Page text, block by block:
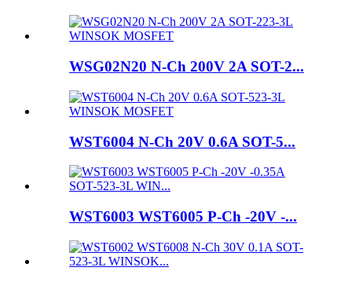
WSG02N20 N-Ch 200V 2A SOT-2...
WST6004 N-Ch 20V 0.6A SOT-5...
WST6003 WST6005 P-Ch -20V -...